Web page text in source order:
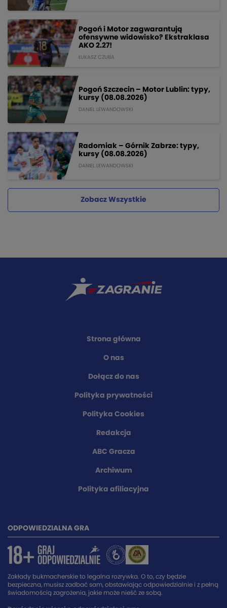
Pogoń i Motor zagwarantują
ofensywne widowisko? Ekstraklasa
AKO 2.27!
ŁUKASZ CZUBA
Pogoń Szczecin – Motor Lublin: typy,
kursy (08.08.2026)
DANIEL LEWANDOWSKI
Radomiak – Górnik Zabrze: typy,
kursy (08.08.2026)
DANIEL LEWANDOWSKI
Zobacz Wszystkie
Strona główna
O nas
Dołącz do nas
Polityka prywatności
Polityka Cookies
Redakcja
ABC Gracza
Archiwum
Polityka afiliacyjna
ODPOWIEDZIALNA GRA
Zakłady bukmacherskie to legalna rozrywka. O to, czy będzie
bezpieczna, musisz zadbać sam, obstawiając odpowiedzialnie i z pełną
świadomością zagrożenia, jakie może nieść ze sobą.